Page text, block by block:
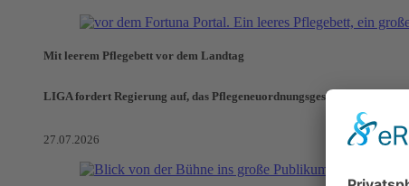
Mit leerem Pflegebett vor dem Landtag
LIGA fordert Regierung auf, das Pflegeneuordnungsgesetz zu verhindern
27.07.2026